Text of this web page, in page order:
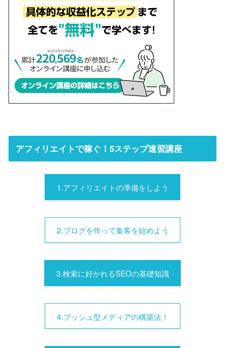
アフィリエイトで稼ぐ！5ステップ速習講座
1.アフィリエイトの準備をしよう
2.ブログを作って集客を始めよう
3.検索に好かれるSEOの基礎知識
4.プッシュ型メディアの構築法！